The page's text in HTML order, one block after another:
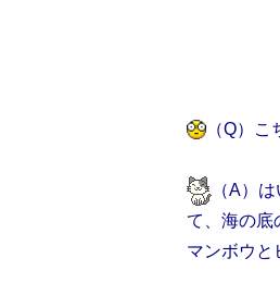
（Q）
（A）
て、海の底
マンボウと